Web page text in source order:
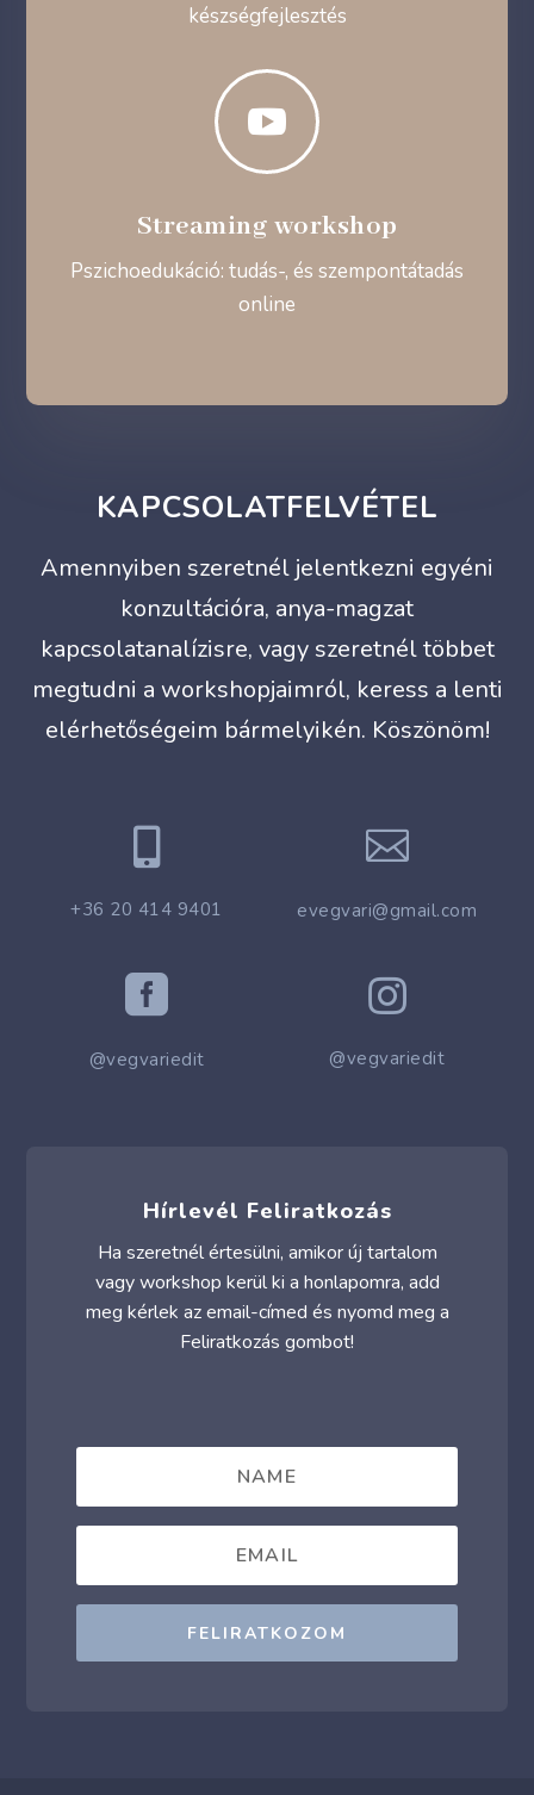
készségfejlesztés

Streaming workshop
Pszichoedukáció: tudás-, és szempontátadás
online
KAPCSOLATFELVÉTEL
Amennyiben szeretnél jelentkezni egyéni
konzultációra, anya-magzat
kapcsolatanalízisre, vagy szeretnél többet
megtudni a workshopjaimról, keress a lenti
elérhetőségeim bármelyikén. Köszönöm!

+36 20 414 9401

evegvari@gmail.com

@vegvariedit

@vegvariedit
Hírlevél Feliratkozás
Ha szeretnél értesülni, amikor új tartalom
vagy workshop kerül ki a honlapomra, add
meg kérlek az email-címed és nyomd meg a
Feliratkozás gombot!
FELIRATKOZOM